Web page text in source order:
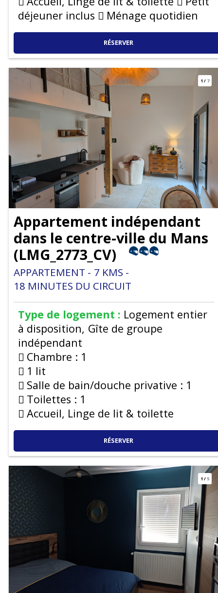
déjeuner inclus
Ménage quotidien
RÉSERVER
1/ 7
Appartement indépendant
dans le centre-ville du Mans
(LMG_2773_CV)
APPARTEMENT 7 KMS
18 MINUTES DU CIRCUIT
Type de logement : Logement entier
à disposition Gîte de groupe
indépendant
Chambre : 1
1 lit
Salle de bain/douche privative : 1
Toilettes : 1
Accueil, Linge de lit & toilette
RÉSERVER
1/ 5